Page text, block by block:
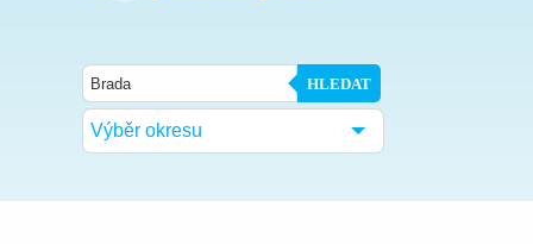
HLEDAT
Výběr okresu